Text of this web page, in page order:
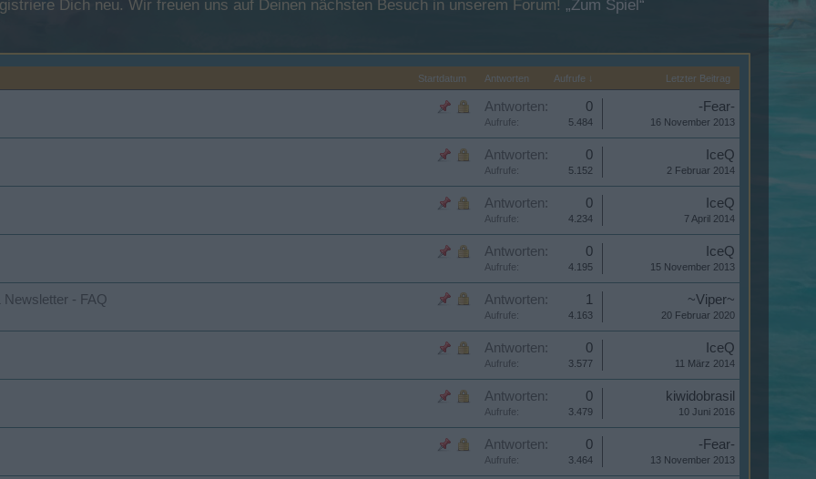
Dich neu. Wir freuen uns auf Deinen nächsten Besuch in unserem Forum! „Zum Spiel“
Startdatum Antworten Aufrufe ↓ Letzter Beitrag
Antworten: 0
Aufrufe: 5.484
-Fear-
16 November 2013
Antworten: 0
Aufrufe: 5.152
IceQ
2 Februar 2014
Antworten: 0
Aufrufe: 4.234
IceQ
7 April 2014
Antworten: 0
Aufrufe: 4.195
IceQ
15 November 2013
- FAQ Antworten: 1
Aufrufe: 4.163
~Viper~
20 Februar 2020
Antworten: 0
Aufrufe: 3.577
IceQ
11 März 2014
Antworten: 0
Aufrufe: 3.479
kiwidobrasil
10 Juni 2016
Antworten: 0
Aufrufe: 3.464
-Fear-
13 November 2013